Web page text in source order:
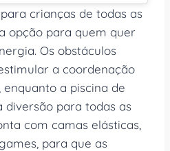
crianças de todas as
opção para quem quer
Os obstáculos
a coordenação
a piscina de
diversão para todas as
com camas elásticas,
para que as